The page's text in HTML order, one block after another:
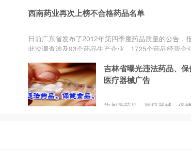
药的牌子也是越来越多了，这
择。品牌网农药品牌排行榜按
排列出十个最受用户欢迎的
牌。
西南药业再次上榜不合格药品名单
日前广东省发布了2012年第四季度药品质量的公告，
此次调查涉及93个药品生产企业、1725个药品经营企
吉林省曝光违法药品、保
医疗器械广告
为加强药品、医疗器械、保
理局将2015年5月药品、医